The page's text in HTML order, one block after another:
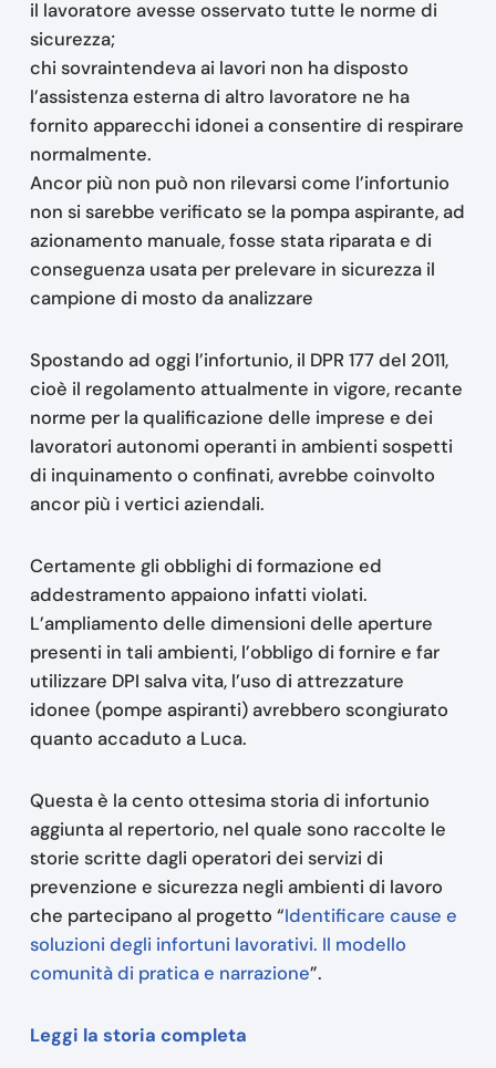
il lavoratore avesse osservato tutte le norme di
sicurezza;
chi sovraintendeva ai lavori non ha disposto
l’assistenza esterna di altro lavoratore ne ha
fornito apparecchi idonei a consentire di respirare
normalmente.
Ancor più non può non rilevarsi come l’infortunio
non si sarebbe verificato se la pompa aspirante, ad
azionamento manuale, fosse stata riparata e di
conseguenza usata per prelevare in sicurezza il
campione di mosto da analizzare
Spostando ad oggi l’infortunio, il DPR 177 del 2011,
cioè il regolamento attualmente in vigore, recante
norme per la qualificazione delle imprese e dei
lavoratori autonomi operanti in ambienti sospetti
di inquinamento o confinati, avrebbe coinvolto
ancor più i vertici aziendali.
Certamente gli obblighi di formazione ed
addestramento appaiono infatti violati.
L’ampliamento delle dimensioni delle aperture
presenti in tali ambienti, l’obbligo di fornire e far
utilizzare DPI salva vita, l’uso di attrezzature
idonee (pompe aspiranti) avrebbero scongiurato
quanto accaduto a Luca.
Questa è la cento ottesima storia di infortunio
aggiunta al repertorio, nel quale sono raccolte le
storie scritte dagli operatori dei servizi di
prevenzione e sicurezza negli ambienti di lavoro
che partecipano al progetto “Identificare cause e
soluzioni degli infortuni lavorativi. Il modello
comunità di pratica e narrazione”.
Leggi la storia completa